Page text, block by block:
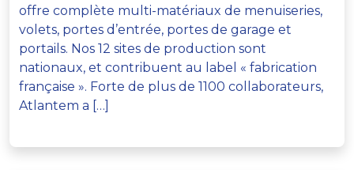
offre complète multi-matériaux de menuiseries,
volets, portes d’entrée, portes de garage et
portails. Nos 12 sites de production sont
nationaux, et contribuent au label « fabrication
française ». Forte de plus de 1100 collaborateurs,
Atlantem a […]